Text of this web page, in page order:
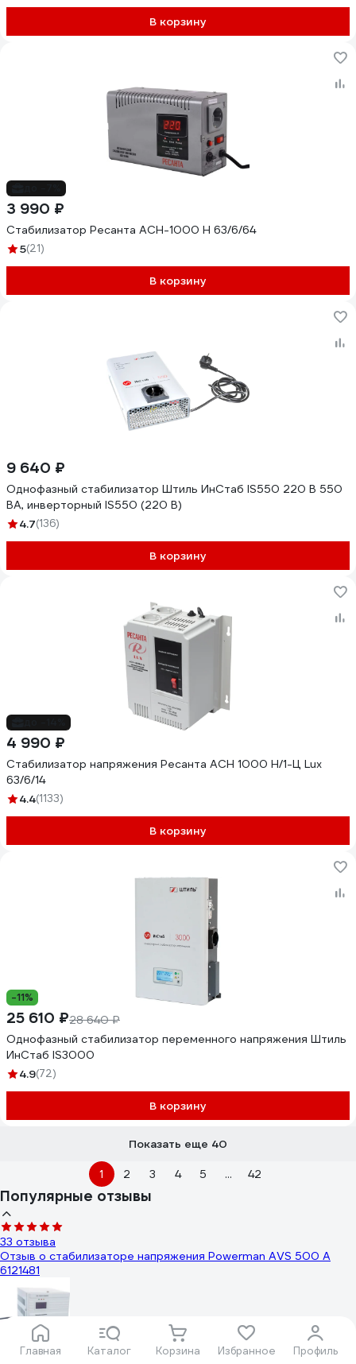
Главная Каталог Корзина Избранное Профиль
В корзину
3 990 ₽
Стабилизатор Ресанта АСН-1000 Н 63/6/64
5(21)
В корзину
9 640 ₽
Однофазный стабилизатор Штиль ИнСтаб IS550 220 В 550
ВА, инверторный IS550 (220 В)
4.7(136)
В корзину
4 990 ₽
Стабилизатор напряжения Ресанта АСН 1000 Н/1-Ц Lux
63/6/14
4.4(1133)
В корзину
-11%
25 610 ₽28 640 ₽
Однофазный стабилизатор переменного напряжения Штиль
ИнСтаб IS3000
4.9(72)
В корзину
Показать еще 40
1 2 3 4 5 ... 42
Популярные отзывы
33 отзыва
Отзыв о стабилизаторе напряжения Powerman AVS 500 A
6121481
Михаил Данилов Д.